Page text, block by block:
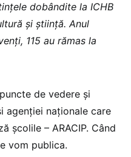
dobândite la ICHB
și știință. Anul
115 au rămas la
de vedere și
agenției naționale care
școlile – ARACIP. Când
vom publica.